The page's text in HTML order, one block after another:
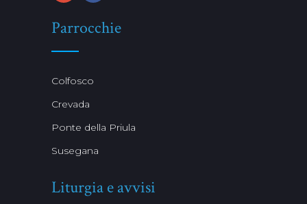
Parrocchie
Colfosco
Crevada
Ponte della Priula
Susegana
Liturgia e avvisi